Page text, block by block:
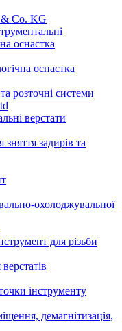
Co. KG
оснастка
оснастка
розточні системи
верстати
задирів та
охолоджувальної
для різьби
інструменту
демагнітизація,